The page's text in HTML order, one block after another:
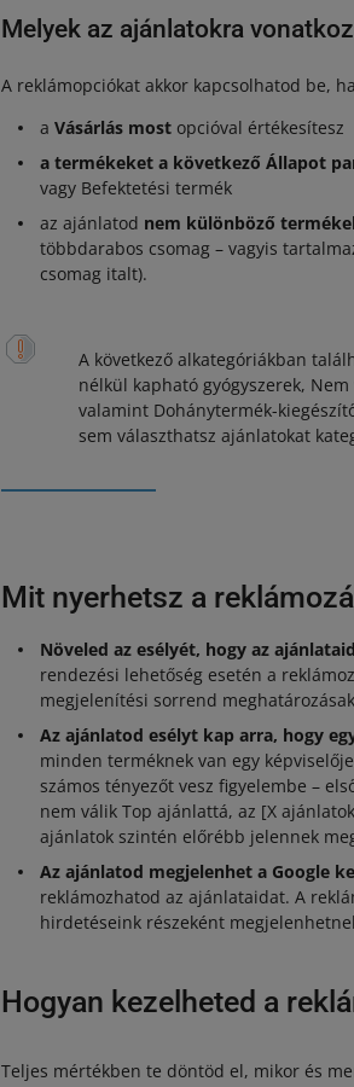
Melyek az ajánlatokra
A reklámopciókat akkor kapcsolhatod be,
aVásárlás most opcióval értékesítesz
a termékeket a következő Állapot
vagy Befektetési termék
az ajánlatod nem különböző
többdarabos csomag – vagyis
csomag italt).
A következő alkategóriákban
nélkül kapható gyógyszerek,
valamint Dohánytermék-
sem választhatsz ajánlatokat
Mit nyerhetsz a
Növeled az esélyét, hogy az
rendezési lehetőség esetén a
megjelenítési sorrend
Az ajánlatod esélyt kap arra, hogy
minden terméknek van egy
számos tényezőt vesz figyelembe –
nem válik Top ajánlattá, az [X
ajánlatok szintén előrébb jelennek
Az ajánlatod megjelenhet a Google
reklámozhatod az ajánlataidat. A
hirdetéseink részeként
Hogyan kezelheted a
Teljes mértékben te döntöd el, mikor és